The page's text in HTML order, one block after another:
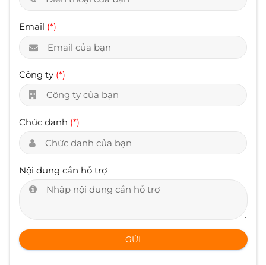
Email (*)
Công ty(*)
Chức danh (*)
Nội dung cần hỗ trợ
GỬI